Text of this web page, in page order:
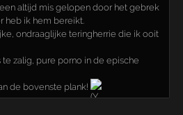
altijd mis gelopen door het gebrek
heb ik hem bereikt.
ondraaglijke teringherrie die ik ooit
zalig, pure porno in de epische
de bovenste plank!